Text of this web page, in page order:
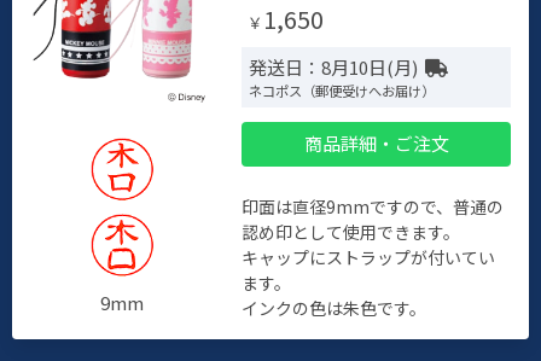
9mm
￥ 1,650
発送日：8月10日(月)
ネコポス（郵便受けへお届け）
商品詳細・ご注文
印面は直径9mmですので、普通の
認め印として使用できます。
キャップにストラップが付いてい
ます。
インクの色は朱色です。